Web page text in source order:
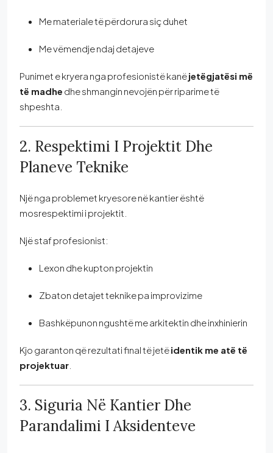
Me materiale të përdorura siç duhet
Me vëmendje ndaj detajeve
Punimet e kryera nga profesionistë kanëjetëgjatësi më
të madhe dhe shmangin nevojën për riparime të
shpeshta.
2. Respektimi I Projektit Dhe
Planeve Teknike
Një nga problemet kryesore në kantier është
mosrespektimi i projektit.
Një staf profesionist:
Lexon dhe kupton projektin
Zbaton detajet teknike pa improvizime
Bashkëpunon ngushtë me arkitektin dhe inxhinierin
Kjo garanton që rezultati final të jetëidentik me atë të
projektuar
3. Siguria Në Kantier Dhe
Parandalimi I Aksidenteve